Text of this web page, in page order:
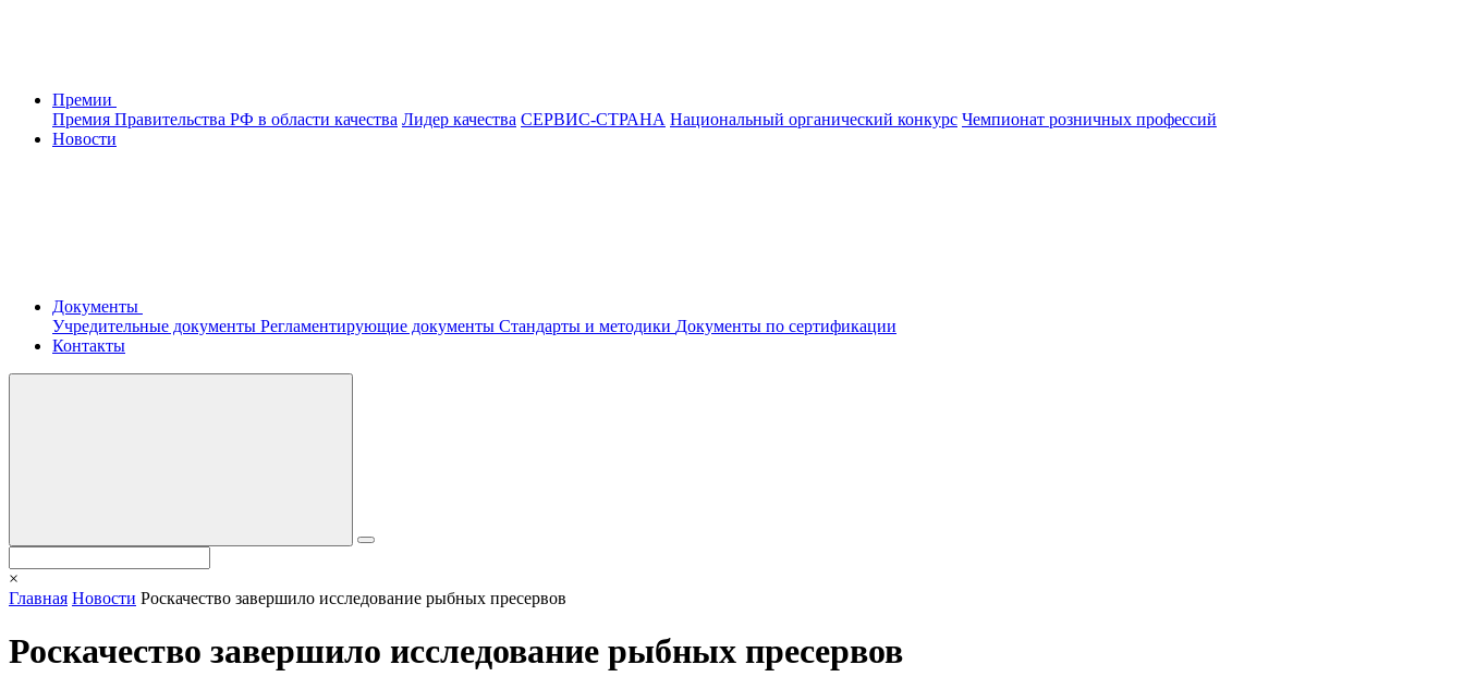
Премии
Премия Правительства РФ в области качества Лидер качества СЕРВИС-СТРАНА Национальный органический конкурс Чемпионат розничных профессий
Новости
Документы
Учредительные документы Регламентирующие документы Стандарты и методики Документы по сертификации
Контакты
×
Главная Новости Роскачество завершило исследование рыбных пресервов
Роскачество завершило исследование рыбных пресервов